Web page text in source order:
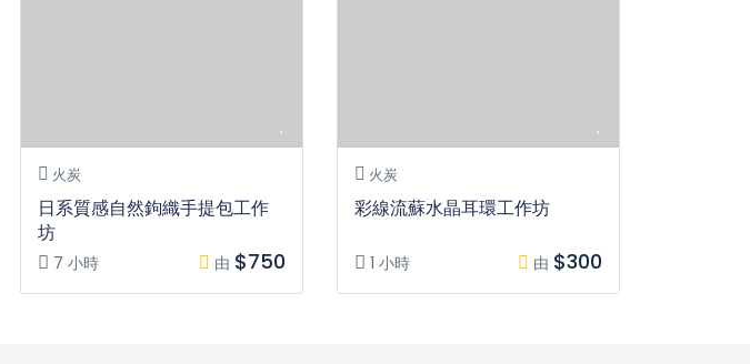
火炭
日系質感自然鉤織手提包工作
坊
7 小時 由 $750
火炭
彩線流蘇水晶耳環工作坊
1 小時 由 $300